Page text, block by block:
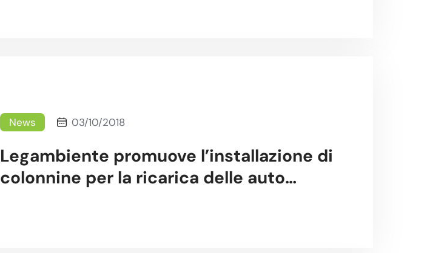
News 03/10/2018
Legambiente promuove l’installazione di
colonnine per la ricarica delle auto